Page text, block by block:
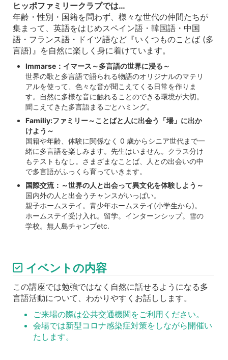
ヒッポファミリークラブでは…
年齢・性別・国籍を問わず、様々な世代の仲間たちが
集まって、英語をはじめスペイン語・韓国語・中国
語・フランス語・ドイツ語など『いくつものことば (多
言語)』を自然に楽しく身に着けています。
Immarse：イマース～多言語の世界に浸る～
世界の歌と多言語で語られる物語のオリジナルのマテリ
アルを使って、色々な音が聞こえてくる日常を作りま
す。自然に多様な音に触れることのできる環境が大切。
聞こえてきた多言語まるごとハミング。
Familiy:ファミリー～ことばと人に出会う「場」に出か
けよう～
国籍や年齢、体験に関係なく 0 歳からシニア世代まで一
緒に多言語を楽しみます。先生はいません。クラス分け
もテストもなし。さまざまなことば、人との出会いの中
で多言語がふっくら育っていきます。
国際交流：～世界の人と出会って異文化を体験しよう～
国内外の人と出会うチャンスがいっぱい。
親子ホームステイ。青少年ホームステイ(小学生から)。
ホームステイ受け入れ。留学。インターンシップ。雪の
学校。無人島チャンプetc.
イベントの内容
この講座では勉強ではなく自然に話せるようになる多
言語活動について、わかりやすくお話しします。
ご来場の際は公共交通機関をご利用ください。
会場では新型コロナ感染症対策をしながら開催い
たします。